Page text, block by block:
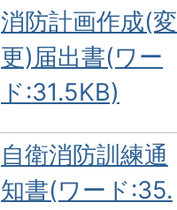
消防計画作成(変
更)届出書(ワー
ド:31.5KB)
自衛消防訓練通
知書(ワード:35.